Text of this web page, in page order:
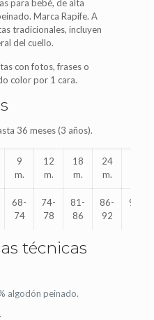
para bebé, de alta
Marca Rapife. A
tradicionales, incluyen
del cuello.
con fotos, frases o
color por 1 cara.
36 meses (3 años).
9
m.
12
m.
18
m.
24
m.
68-
74
74-
78
81-
86
86-
92
92-
técnicas
algodón peinado.